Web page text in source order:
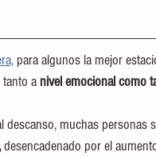
para algunos la mejor
a nivel emocional como
descanso, muchas
desencadenado por el